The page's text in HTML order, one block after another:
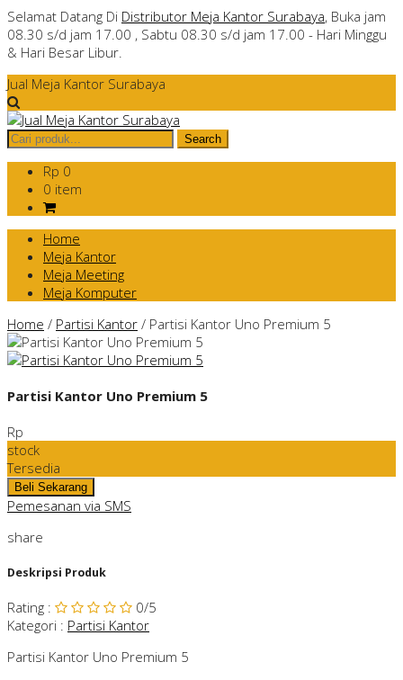
Selamat Datang Di Distributor Meja Kantor Surabaya, Buka jam
08.30 s/d jam 17.00 , Sabtu 08.30 s/d jam 17.00 - Hari Minggu
& Hari Besar Libur.
Jual Meja Kantor Surabaya
Rp 0
0 item
Home
Meja Kantor
Meja Meeting
Meja Komputer
Home / Partisi Kantor / Partisi Kantor Uno Premium 5
Partisi Kantor Uno Premium 5
Rp
stock
Tersedia
Pemesanan via SMS
share
Deskripsi Produk
Rating : 0/5
Kategori : Partisi Kantor
Partisi Kantor Uno Premium 5